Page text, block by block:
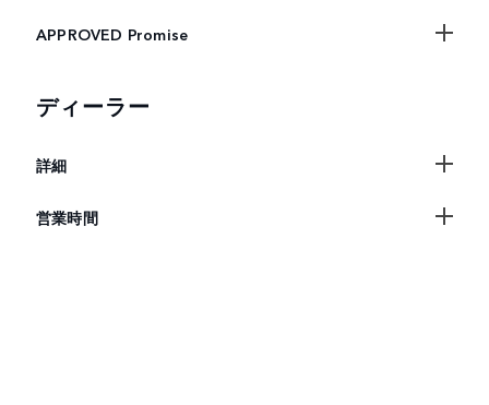
APPROVED Promise
ディーラー
詳細
営業時間